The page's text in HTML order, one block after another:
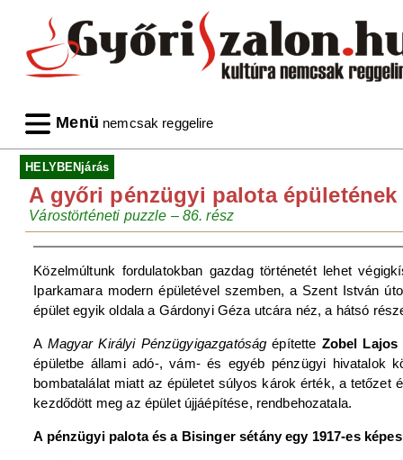
Menü nemcsak reggelire
HELYBENjárás
A győri pénzügyi palota épületének
Várostörténeti puzzle – 86. rész
Közelmúltunk fordulatokban gazdag történetét lehet
Iparkamara modern épületével szemben, a Szent István
épület egyik oldala a Gárdonyi Géza utcára néz, a hátsó
A Magyar Királyi Pénzügyigazgatóság építette Zobel Lajos
épületbe állami adó-, vám- és egyéb pénzügyi hivatalok
bombatalálat miatt az épületet súlyos károk érték, a tetőzet
kezdődött meg az épület újjáépítése, rendbehozatala.
A pénzügyi palota és a Bisinger sétány egy 1917-es